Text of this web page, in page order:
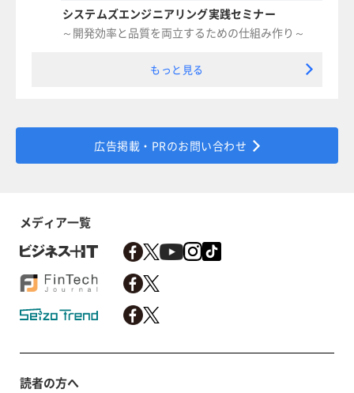
システムズエンジニアリング実践セミナー
～開発効率と品質を両立するための仕組み作り～
もっと見る
広告掲載・PRのお問い合わせ
メディア一覧
読者の方へ